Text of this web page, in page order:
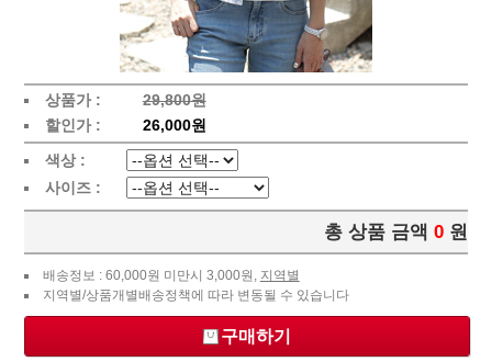
상품가 :
29,800원
할인가 :
26,000원
색상 :
사이즈 :
총 상품 금액 0 원
배송정보 : 60,000원 미만시 3,000원, 지역별
지역별/상품개별배송정책에 따라 변동될 수 있습니다
구매하기